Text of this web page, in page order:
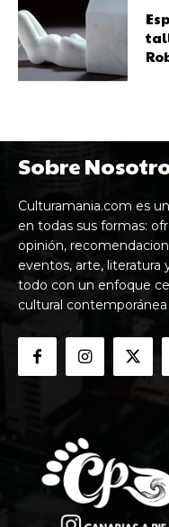
Sobre
Culturamania.com es
en todas sus formas:
opinión,
eventos, arte, literatura
todo con un enfoque
cultural contemporánea